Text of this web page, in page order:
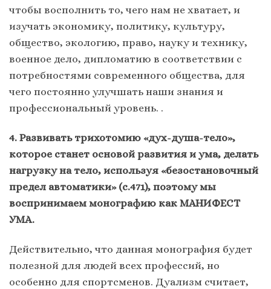
чтобы восполнить то, чего нам не хватает, и
изучать экономику, политику, культуру,
общество, экологию, право, науку и технику,
военное дело, дипломатию в соответствии с
потребностями современного общества, для
чего постоянно улучшать наши знания и
профессиональный уровень. .
4. Развивать трихотомию «дух-душа-тело»,
которое станет основой развития и ума, делать
нагрузку на тело, используя «безостановочный
предел автоматики» (с.471), поэтому мы
воспринимаем монографию как МАНИФЕСТ
УМА.
Действительно, что данная монография будет
полезной для людей всех профессий, но
особенно для спортсменов. Дуализм считает,